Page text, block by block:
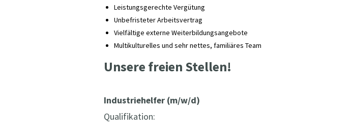
Leistungsgerechte Vergütung
Unbefristeter Arbeitsvertrag
Vielfältige externe Weiterbildungsangebote
Multikulturelles und sehr nettes, familiäres Team
Unsere freien Stellen!
Industriehelfer (m/w/d)
Qualifikation: